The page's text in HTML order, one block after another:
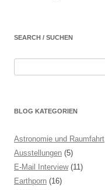
SEARCH / SUCHEN
BLOG KATEGORIEN
Astronomie und Raumfahrt
Ausstellungen (5)
E-Mail Interview(11)
Earthporn (16)